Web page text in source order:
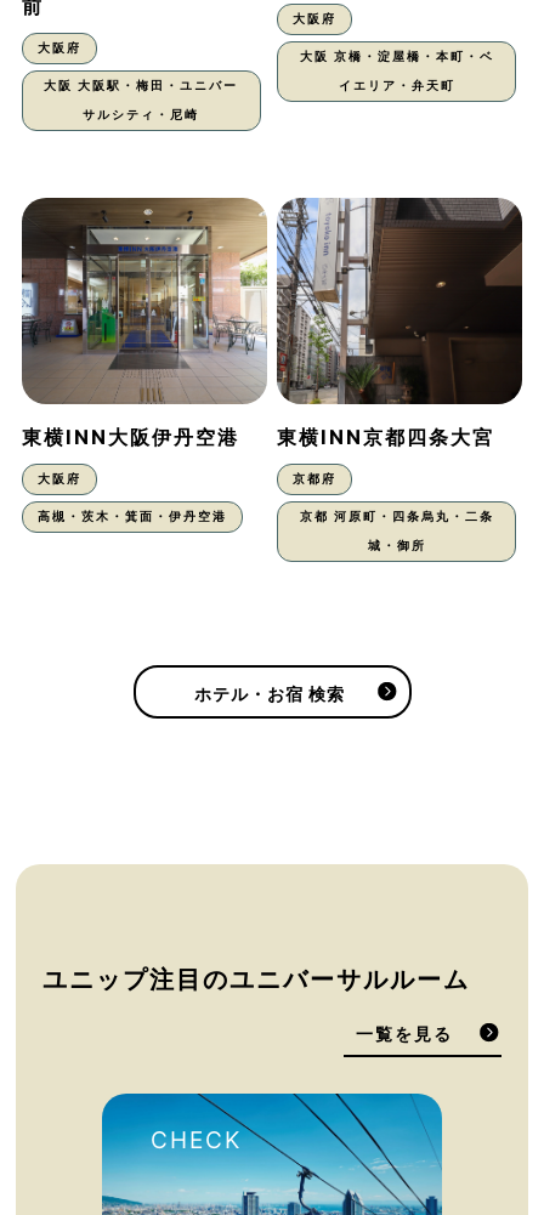
前
大阪府
大阪 大阪駅・梅田・ユニバー
サルシティ・尼崎
大阪府
大阪 京橋・淀屋橋・本町・ベ
イエリア・弁天町
東横INN大阪伊丹空港
大阪府
高槻・茨木・箕面・伊丹空港
東横INN京都四条大宮
京都府
京都 河原町・四条烏丸・二条
城・御所
ホテル・お宿 検索
ユニップ注目のユニバーサルルーム
一覧を見る